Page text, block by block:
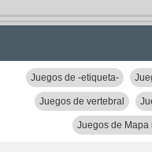
Juegos de -etiqueta-
Juegos de vertebral
Juegos de Mapa